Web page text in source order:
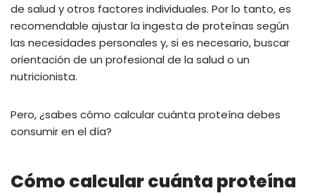
de salud y otros factores individuales. Por lo tanto, es
recomendable ajustar la ingesta de proteínas según
las necesidades personales y, si es necesario, buscar
orientación de un profesional de la salud o un
nutricionista.
Pero, ¿sabes cómo calcular cuánta proteína debes
consumir en el día?
Cómo calcular cuánta proteína